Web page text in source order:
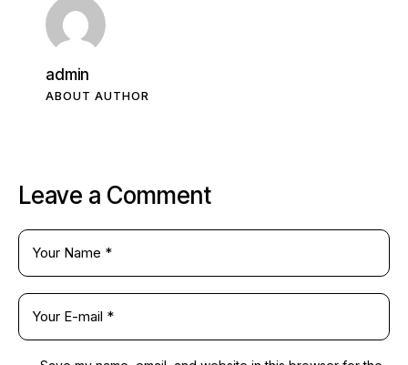
admin
ABOUT AUTHOR
Leave a Comment